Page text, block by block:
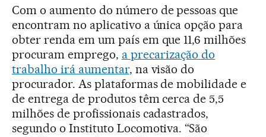
Com o aumento do número de pessoas que
encontram no aplicativo a única opção para
obter renda em um país em que 11,6 milhões
procuram emprego, a precarização do
trabalho irá aumentar, na visão do
procurador. As plataformas de mobilidade e
de entrega de produtos têm cerca de 5,5
milhões de profissionais cadastrados,
segundo o Instituto Locomotiva. “São